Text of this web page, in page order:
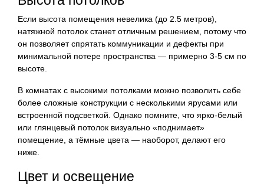
Если высота помещения невелика (до 2.5 метров),
натяжной потолок станет отличным решением, потому что
он позволяет спрятать коммуникации и дефекты при
минимальной потере пространства — примерно 3-5 см по
высоте.
В комнатах с высокими потолками можно позволить себе
более сложные конструкции с несколькими ярусами или
встроенной подсветкой. Однако помните, что ярко-белый
или глянцевый потолок визуально «поднимает»
помещение, а тёмные цвета — наоборот, делают его
ниже.
Цвет и освещение